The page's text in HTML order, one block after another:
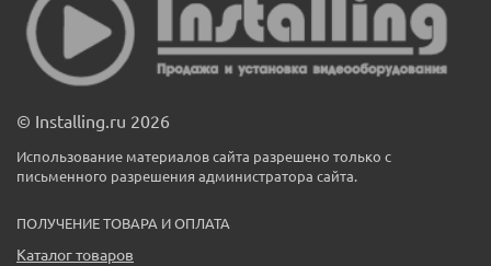
© Installing.ru 2026
Использование материалов сайта разрешено только с
письменного разрешения администратора сайта.
ПОЛУЧЕНИЕ ТОВАРА И ОПЛАТА
Каталог товаров